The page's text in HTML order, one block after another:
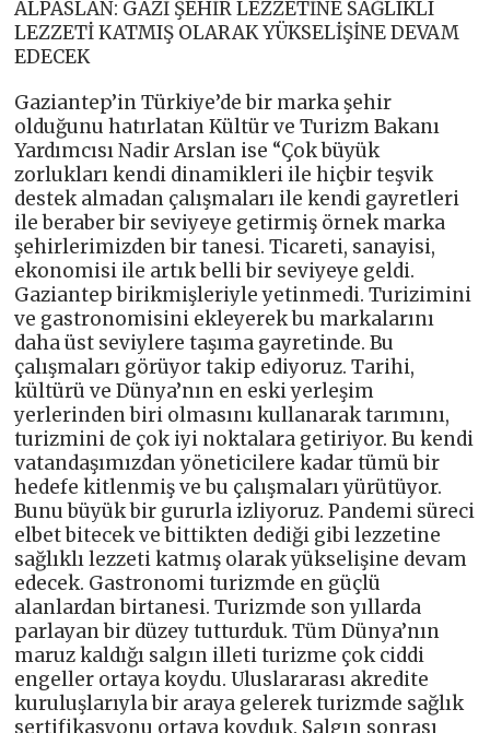
ALPASLAN: GAZİ ŞEHİR LEZZETİNE SAĞLIKLI
LEZZETİ KATMIŞ OLARAK YÜKSELİŞİNE DEVAM
EDECEK
Gaziantep’in Türkiye’de bir marka şehir
olduğunu hatırlatan Kültür ve Turizm Bakanı
Yardımcısı Nadir Arslan ise “Çok büyük
zorlukları kendi dinamikleri ile hiçbir teşvik
destek almadan çalışmaları ile kendi gayretleri
ile beraber bir seviyeye getirmiş örnek marka
şehirlerimizden bir tanesi. Ticareti, sanayisi,
ekonomisi ile artık belli bir seviyeye geldi.
Gaziantep birikmişleriyle yetinmedi. Turizimini
ve gastronomisini ekleyerek bu markalarını
daha üst seviylere taşıma gayretinde. Bu
çalışmaları görüyor takip ediyoruz. Tarihi,
kültürü ve Dünya’nın en eski yerleşim
yerlerinden biri olmasını kullanarak tarımını,
turizmini de çok iyi noktalara getiriyor. Bu kendi
vatandaşımızdan yöneticilere kadar tümü bir
hedefe kitlenmiş ve bu çalışmaları yürütüyor.
Bunu büyük bir gururla izliyoruz. Pandemi süreci
elbet bitecek ve bittikten dediği gibi lezzetine
sağlıklı lezzeti katmış olarak yükselişine devam
edecek. Gastronomi turizmde en güçlü
alanlardan birtanesi. Turizmde son yıllarda
parlayan bir düzey tutturduk. Tüm Dünya’nın
maruz kaldığı salgın illeti turizme çok ciddi
engeller ortaya koydu. Uluslararası akredite
kuruluşlarıyla bir araya gelerek turizmde sağlık
sertifikasyonu ortaya koyduk. Salgın sonrası